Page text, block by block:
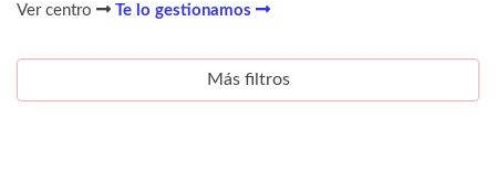
Ver centro Te lo gestionamos
Más filtros